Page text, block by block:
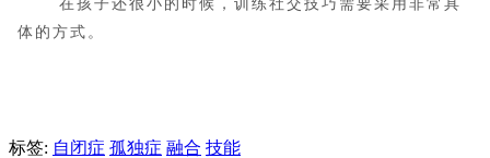
在孩子还很小的时候，训练社交技巧需要采用非常具
体的方式。
标签: 自闭症 孤独症 融合 技能